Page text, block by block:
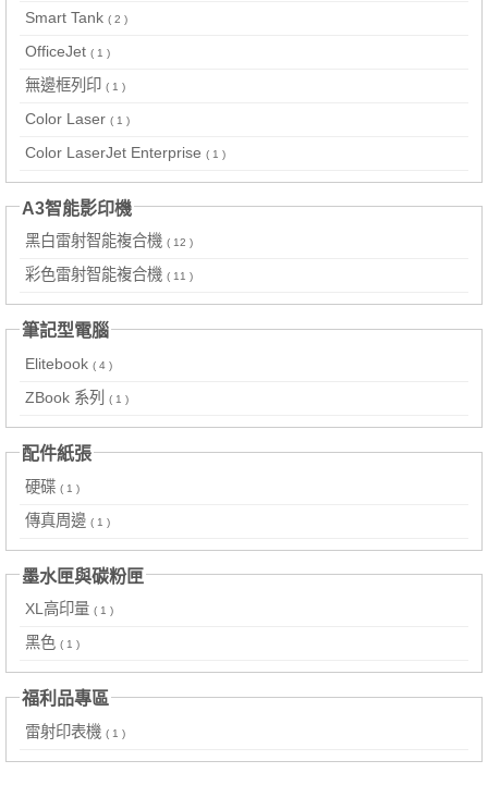
Smart Tank ( 2 )
OfficeJet ( 1 )
無邊框列印 ( 1 )
Color Laser ( 1 )
Color LaserJet Enterprise ( 1 )
A3智能影印機
黑白雷射智能複合機 ( 12 )
彩色雷射智能複合機 ( 11 )
筆記型電腦
Elitebook ( 4 )
ZBook 系列 ( 1 )
配件紙張
硬碟 ( 1 )
傳真周邊 ( 1 )
墨水匣與碳粉匣
XL高印量 ( 1 )
黑色 ( 1 )
福利品專區
雷射印表機 ( 1 )